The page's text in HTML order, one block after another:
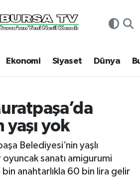
Ekonomi Siyaset Dünya
yok
Belediyesi’nin yaşlı
sanatı amigurumi
bin anahtarlıkla 60 bin lira gelir
Durumu ve Fikstür